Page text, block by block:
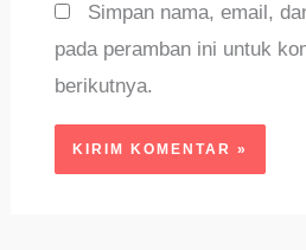
Simpan nama, email,
pada peramban ini untuk
berikutnya.